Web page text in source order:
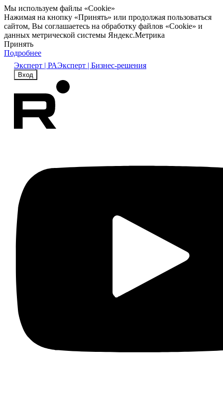
Мы используем файлы «Cookie»
Нажимая на кнопку «Принять» или продолжая пользоваться
сайтом, Вы соглашаетесь на обработку файлов «Cookie» и
данных метрической системы Яндекс.Метрика
Принять
Подробнее
Эксперт | РАЭксперт | Бизнес-решения
Вход